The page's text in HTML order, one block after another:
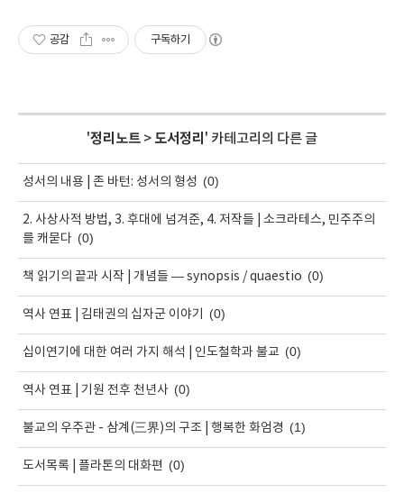
공감 구독하기
'정리노트 > 도서정리 ' 카테고리의 다른 글
성서의 내용 | 존 바턴: 성서의 형성 (0)
2. 사상사적 방법, 3. 후대에 넘겨준, 4. 저작들 | 소크라테스, 민주주의
를 캐묻다 (0)
책 읽기의 끝과 시작 | 개념들 — synopsis / quaestio (0)
역사 연표 | 김태권의 십자군 이야기 (0)
십이연기에 대한 여러 가지 해석 | 인도철학과 불교 (0)
역사 연표 | 기원 전후 천년사 (0)
불교의 우주관 - 삼계(三界)의 구조 | 행복한 화엄경 (1)
도서목록 | 플라톤의 대화편 (0)